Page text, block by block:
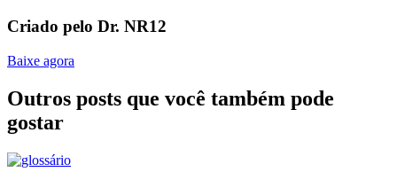
Criado pelo Dr. NR12
Baixe agora
Outros posts que você também pode
gostar